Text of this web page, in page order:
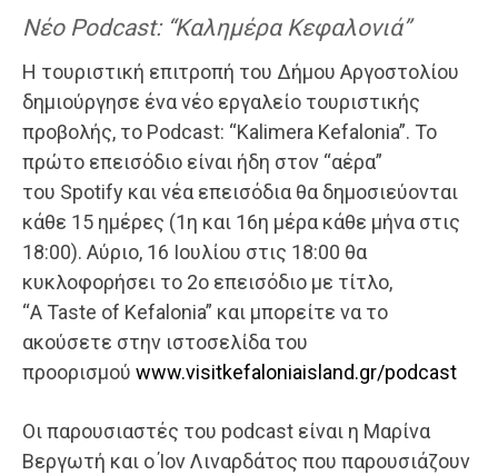
Nέο Podcast: “Καλημέρα Κεφαλονιά”
Η τουριστική επιτροπή του Δήμου Αργοστολίου
δημιούργησε ένα νέο εργαλείο τουριστικής
προβολής, το Podcast: “Kalimera Kefalonia”. Το
πρώτο επεισόδιο είναι ήδη στον “αέρα”
του Spotify και νέα επεισόδια θα δημοσιεύονται
κάθε 15 ημέρες (1η και 16η μέρα κάθε μήνα στις
18:00). Αύριο, 16 Ιουλίου στις 18:00 θα
κυκλοφορήσει το 2ο επεισόδιο με τίτλο,
“A Taste of Kefalonia” και μπορείτε να το
ακούσετε στην ιστοσελίδα του
προορισμού www.visitkefaloniaisland.gr/podcast
Οι παρουσιαστές του podcast είναι η Μαρίνα
Βεργωτή και ο Ίον Λιναρδάτος που παρουσιάζουν